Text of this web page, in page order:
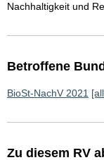
Nachhaltigkeit und
Betroffene
BioSt-NachV 2021
Zu diesem RV